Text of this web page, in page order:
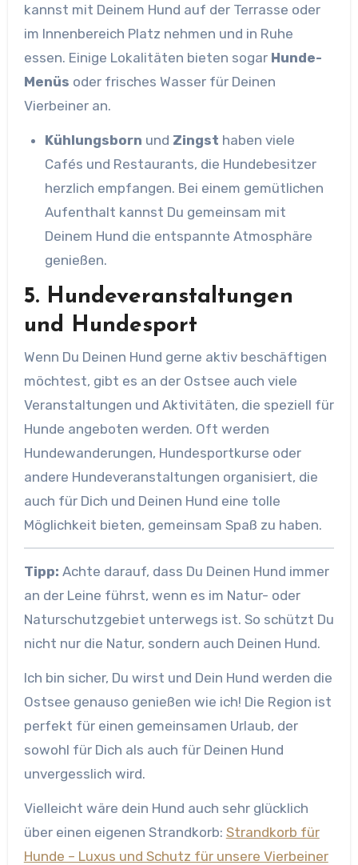
kannst mit Deinem Hund auf der Terrasse oder
im Innenbereich Platz nehmen und in Ruhe
essen. Einige Lokalitäten bieten sogar Hunde-
Menüs oder frisches Wasser für Deinen
Vierbeiner an.
Kühlungsborn und Zingst haben viele
Cafés und Restaurants, die Hundebesitzer
herzlich empfangen. Bei einem gemütlichen
Aufenthalt kannst Du gemeinsam mit
Deinem Hund die entspannte Atmosphäre
genießen.
5. Hundeveranstaltungen
und Hundesport
Wenn Du Deinen Hund gerne aktiv beschäftigen
möchtest, gibt es an der Ostsee auch viele
Veranstaltungen und Aktivitäten, die speziell für
Hunde angeboten werden. Oft werden
Hundewanderungen, Hundesportkurse oder
andere Hundeveranstaltungen organisiert, die
auch für Dich und Deinen Hund eine tolle
Möglichkeit bieten, gemeinsam Spaß zu haben.
Tipp: Achte darauf, dass Du Deinen Hund immer
an der Leine führst, wenn es im Natur- oder
Naturschutzgebiet unterwegs ist. So schützt Du
nicht nur die Natur, sondern auch Deinen Hund.
Ich bin sicher, Du wirst und Dein Hund werden die
Ostsee genauso genießen wie ich! Die Region ist
perfekt für einen gemeinsamen Urlaub, der
sowohl für Dich als auch für Deinen Hund
unvergesslich wird.
Vielleicht wäre dein Hund auch sehr glücklich
über einen eigenen Strandkorb: Strandkorb für
Hunde – Luxus und Schutz für unsere Vierbeiner